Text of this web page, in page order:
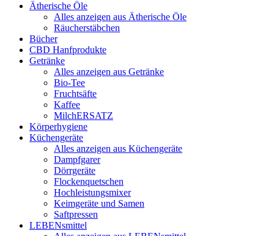
Ätherische Öle
Alles anzeigen aus Ätherische Öle
Räucherstäbchen
Bücher
CBD Hanfprodukte
Getränke
Alles anzeigen aus Getränke
Bio-Tee
Fruchtsäfte
Kaffee
MilchERSATZ
Körperhygiene
Küchengeräte
Alles anzeigen aus Küchengeräte
Dampfgarer
Dörrgeräte
Flockenquetschen
Hochleistungsmixer
Keimgeräte und Samen
Saftpressen
LEBENsmittel